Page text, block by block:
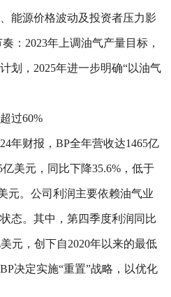
能源价格波动及投资者压力影
：2023年上调油气产量目标，
划，2025年进一步明确“以油气
过60%
年财报，BP全年营收达1465亿
美元，同比下降35.6%，低于
元。公司利润主要依赖油气业
态。其中，第四季度利润同比
元，创下自2020年以来的最低
决定实施“重置”战略，以优化